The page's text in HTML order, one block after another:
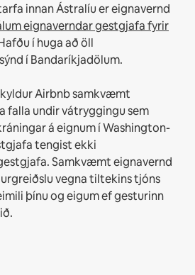
innan Ástralíu er eignavernd
eignaverndar gestgjafa fyrir
í huga að öll
í Bandaríkjadölum.
Airbnb samkvæmt
falla undir vátryggingu sem
á eignum í Washington-
tengist ekki
Samkvæmt eignavernd
vegna tiltekins tjóns
þínu og eigum ef gesturinn